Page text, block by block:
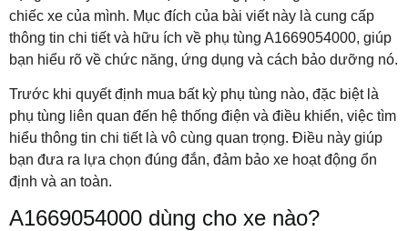
chiếc xe của mình. Mục đích của bài viết này là cung cấp
thông tin chi tiết và hữu ích về phụ tùng A1669054000, giúp
bạn hiểu rõ về chức năng, ứng dụng và cách bảo dưỡng nó.
Trước khi quyết định mua bất kỳ phụ tùng nào, đặc biệt là
phụ tùng liên quan đến hệ thống điện và điều khiển, việc tìm
hiểu thông tin chi tiết là vô cùng quan trọng. Điều này giúp
bạn đưa ra lựa chọn đúng đắn, đảm bảo xe hoạt động ổn
định và an toàn.
A1669054000 dùng cho xe nào?